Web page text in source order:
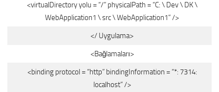
<virtualDirectory yolu = “/” physicalPath = “C: \ Dev \ DK \
WebApplication1 \ src \ WebApplication1” />
</ Uygulama>
<Bağlamaları>
<binding protocol = “http” bindingInformation = “*: 7314:
localhost” />